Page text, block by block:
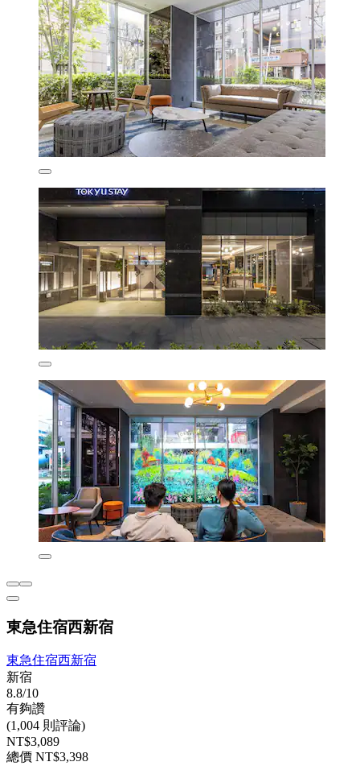
東急住宿西新宿
東急住宿西新宿
新宿
8.8/10
有夠讚
(1,004 則評論)
NT$3,089
總價 NT$3,398